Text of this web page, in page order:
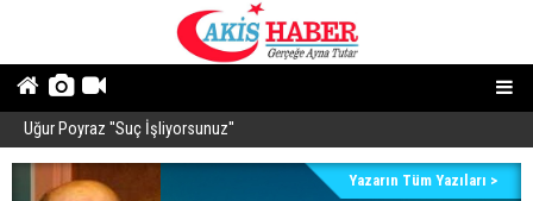
Uğur Poyraz ''Suç İşliyorsunuz''
Yazarın Tüm Yazıları >